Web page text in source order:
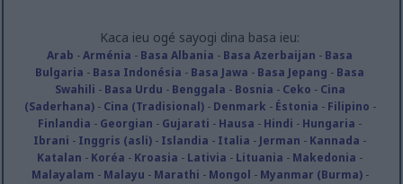
Kaca ieu ogé sayogi dina basa ieu:
Arab -Arménia - Basa Albania - Basa Azerbaijan - Basa
Bulgaria - Basa Indonésia - Basa Jawa - Basa Jepang - Basa
Swahili - Basa Urdu - Benggala - Bosnia - Ceko - Cina
(Saderhana)- Cina (Tradisional)- Denmark - Éstonia - Filipino -
Finlandia - Georgian - Gujarati - Hausa - Hindi - Hungaria -
Ibrani - Inggris (asli) - Islandia - Italia - Jerman - Kannada -
Katalan - Koréa - Kroasia - Lativia - Lituania - Makedonia -
Malayalam - Malayu - Marathi - Mongol - Myanmar (Burma)-